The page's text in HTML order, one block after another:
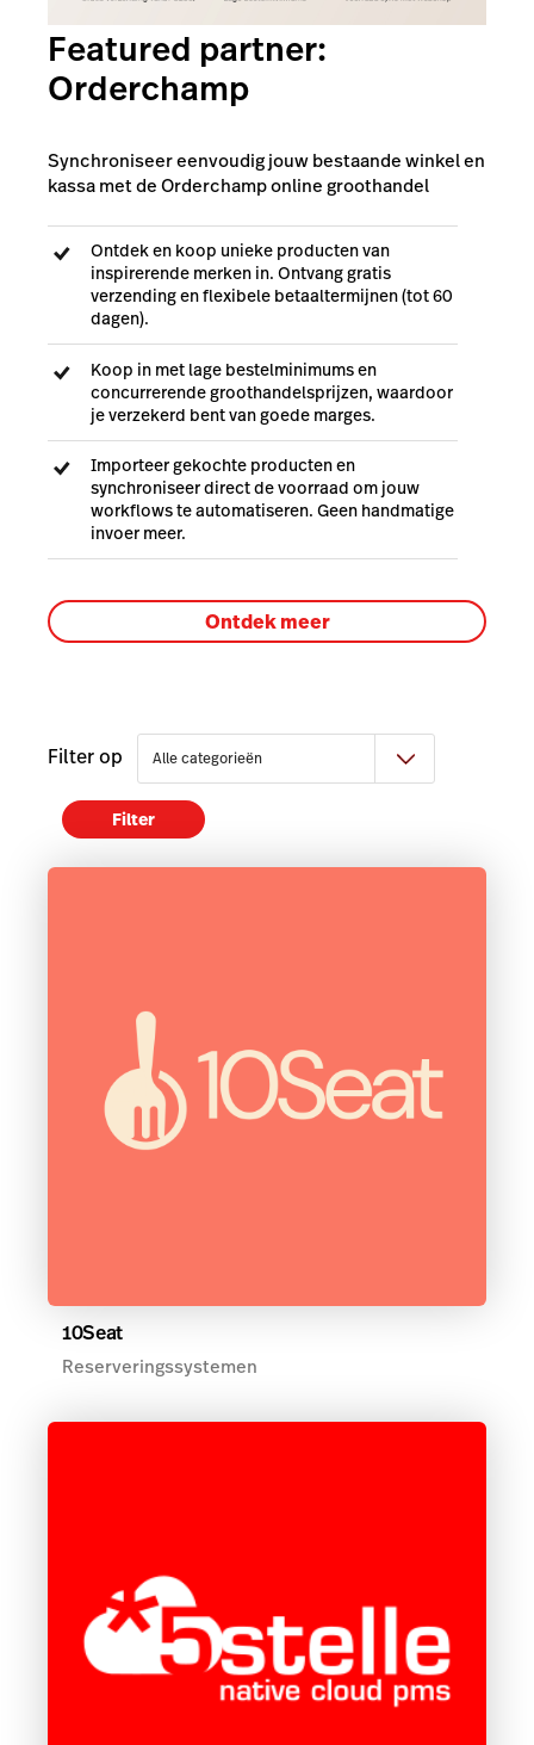
Featured partner:
Orderchamp
Synchroniseer eenvoudig jouw bestaande winkel en
kassa met de Orderchamp online groothandel
Ontdek en koop unieke producten van
inspirerende merken in. Ontvang gratis
verzending en flexibele betaaltermijnen (tot 60
dagen).
Koop in met lage bestelminimums en
concurrerende groothandelsprijzen, waardoor
je verzekerd bent van goede marges.
Importeer gekochte producten en
synchroniseer direct de voorraad om jouw
workflows te automatiseren. Geen handmatige
invoer meer.
Ontdek meer
Filter op
Filter
10Seat
Reserveringssystemen